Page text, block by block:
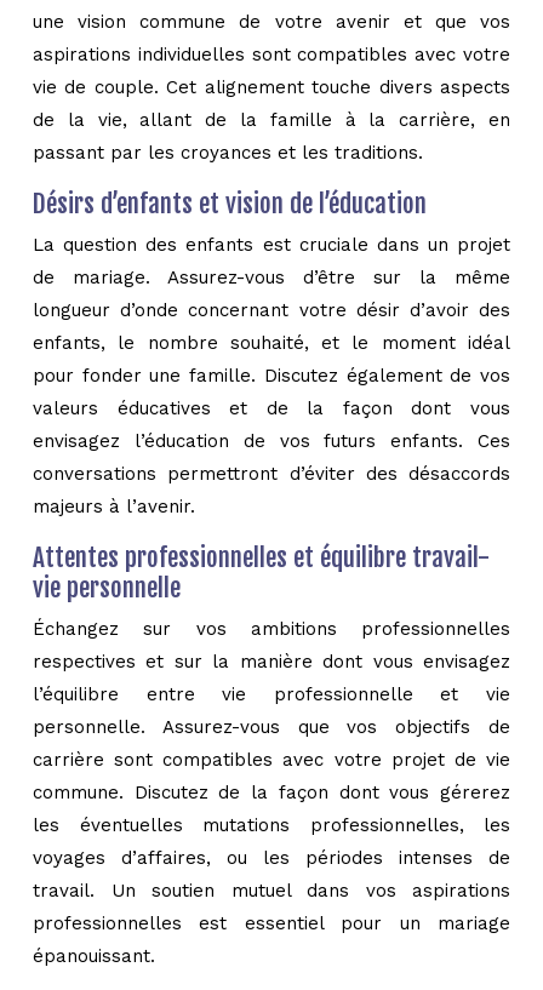
une vision commune de votre avenir et que vos
aspirations individuelles sont compatibles avec votre
vie de couple. Cet alignement touche divers aspects
de la vie, allant de la famille à la carrière, en
passant par les croyances et les traditions.
Désirs d’enfants et vision de l’éducation
La question des enfants est cruciale dans un projet
de mariage. Assurez-vous d’être sur la même
longueur d’onde concernant votre désir d’avoir des
enfants, le nombre souhaité, et le moment idéal
pour fonder une famille. Discutez également de vos
valeurs éducatives et de la façon dont vous
envisagez l’éducation de vos futurs enfants. Ces
conversations permettront d’éviter des désaccords
majeurs à l’avenir.
Attentes professionnelles et équilibre travail-
vie personnelle
Échangez sur vos ambitions professionnelles
respectives et sur la manière dont vous envisagez
l’équilibre entre vie professionnelle et vie
personnelle. Assurez-vous que vos objectifs de
carrière sont compatibles avec votre projet de vie
commune. Discutez de la façon dont vous gérerez
les éventuelles mutations professionnelles, les
voyages d’affaires, ou les périodes intenses de
travail. Un soutien mutuel dans vos aspirations
professionnelles est essentiel pour un mariage
épanouissant.